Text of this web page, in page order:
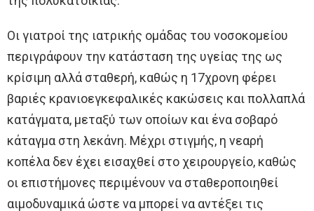
Οι γιατροί της ιατρικής ομάδας του νοσοκομείου
περιγράφουν την κατάσταση της υγείας της ως
κρίσιμη αλλά σταθερή, καθώς η 17χρονη φέρει
βαριές κρανιοεγκεφαλικές κακώσεις και πολλαπλά
κατάγματα, μεταξύ των οποίων και ένα σοβαρό
κάταγμα στη λεκάνη. Μέχρι στιγμής, η νεαρή
κοπέλα δεν έχει εισαχθεί στο χειρουργείο, καθώς
οι επιστήμονες περιμένουν να σταθεροποιηθεί
αιμοδυναμικά ώστε να μπορεί να αντέξει τις